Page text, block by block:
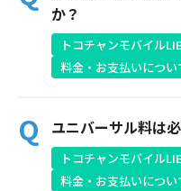
か？
トコチャンモバイル
料金・お支払いにつ
ユニバーサル料は
トコチャンモバイル
料金・お支払いにつ